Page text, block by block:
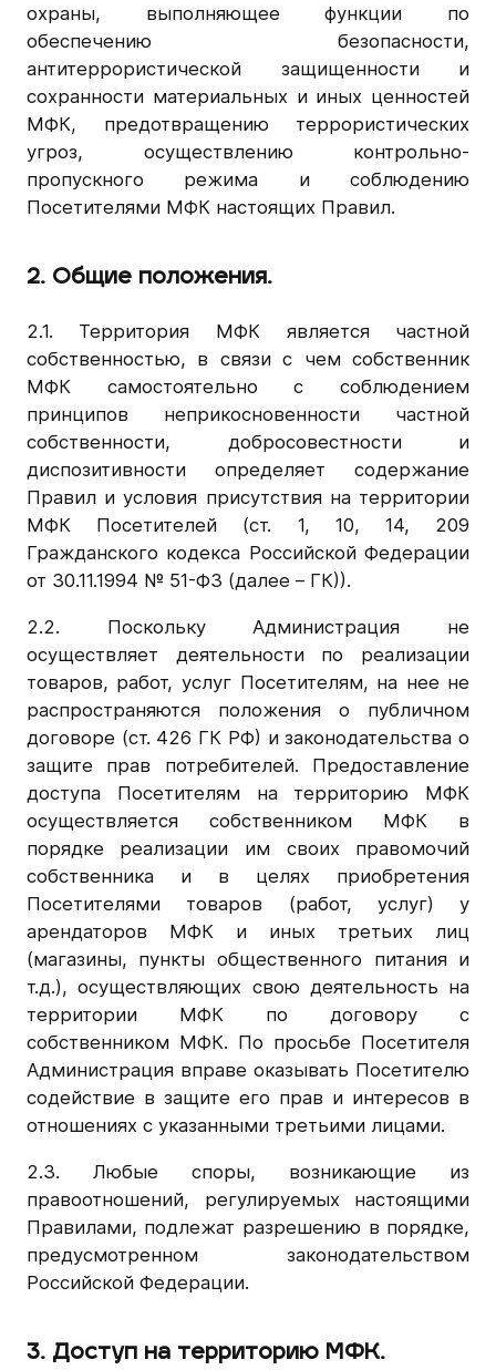
охраны, выполняющее функции по
обеспечению безопасности,
антитеррористической защищенности и
сохранности материальных и иных ценностей
МФК, предотвращению террористических
угроз, осуществлению контрольно-
пропускного режима и соблюдению
Посетителями МФК настоящих Правил.
2. Общие положения.
2.1. Территория МФК является частной
собственностью, в связи с чем собственник
МФК самостоятельно с соблюдением
принципов неприкосновенности частной
собственности, добросовестности и
диспозитивности определяет содержание
Правил и условия присутствия на территории
МФК Посетителей (ст. 1, 10, 14, 209
Гражданского кодекса Российской Федерации
от 30.11.1994 № 51-ФЗ (далее – ГК)).
2.2. Поскольку Администрация не
осуществляет деятельности по реализации
товаров, работ, услуг Посетителям, на нее не
распространяются положения о публичном
договоре (ст. 426 ГК РФ) и законодательства о
защите прав потребителей. Предоставление
доступа Посетителям на территорию МФК
осуществляется собственником МФК в
порядке реализации им своих правомочий
собственника и в целях приобретения
Посетителями товаров (работ, услуг) у
арендаторов МФК и иных третьих лиц
(магазины, пункты общественного питания и
т.д.), осуществляющих свою деятельность на
территории МФК по договору с
собственником МФК. По просьбе Посетителя
Администрация вправе оказывать Посетителю
содействие в защите его прав и интересов в
отношениях с указанными третьими лицами.
2.3. Любые споры, возникающие из
правоотношений, регулируемых настоящими
Правилами, подлежат разрешению в порядке,
предусмотренном законодательством
Российской Федерации.
3. Доступ на территорию МФК.